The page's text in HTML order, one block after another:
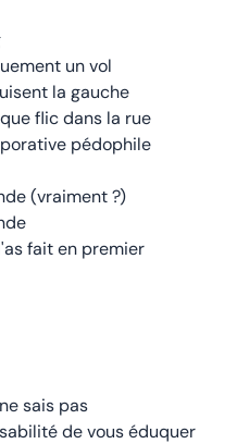
un vol
la gauche
flic dans la rue
pédophile
(vraiment ?)
fait en premier
sais pas
de vous éduquer